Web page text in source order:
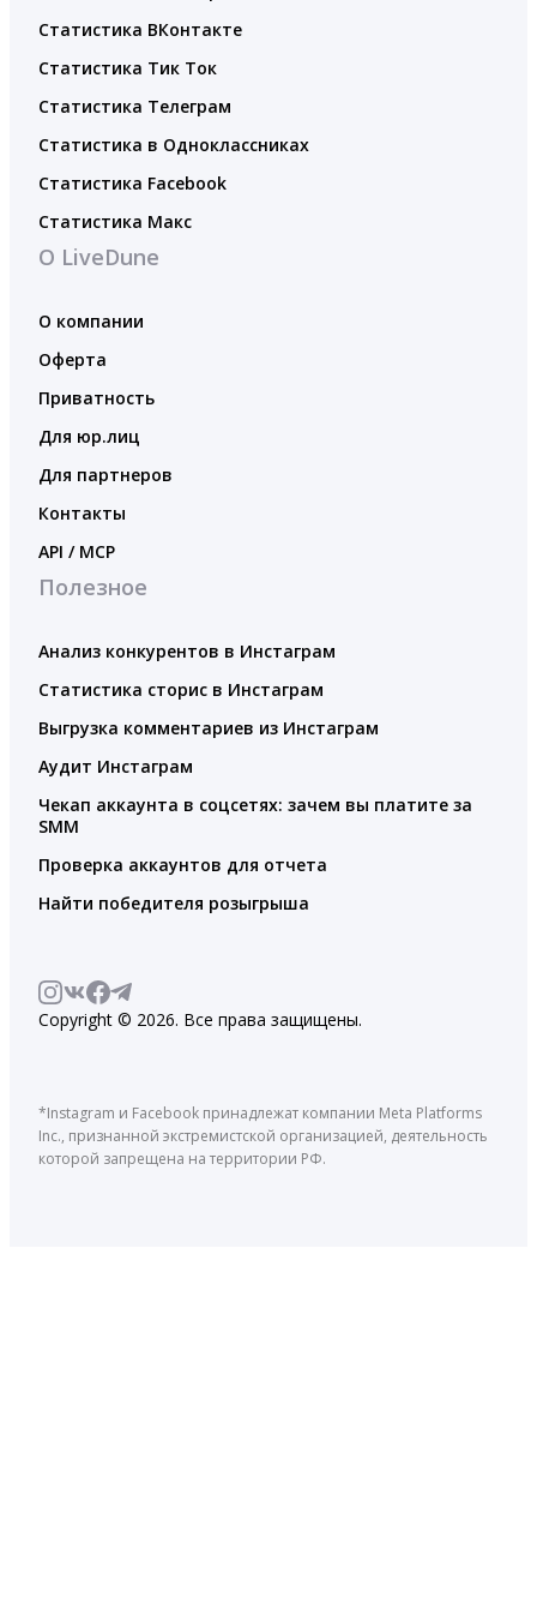
Статистика ВКонтакте
Статистика Тик Ток
Статистика Телеграм
Статистика в Одноклассниках
Статистика Facebook
Статистика Макс
О LiveDune
О компании
Оферта
Приватность
Для юр.лиц
Для партнеров
Контакты
API / MCP
Полезное
Анализ конкурентов в Инстаграм
Статистика сторис в Инстаграм
Выгрузка комментариев из Инстаграм
Аудит Инстаграм
Чекап аккаунта в соцсетях: зачем вы платите за
SMM
Проверка аккаунтов для отчета
Найти победителя розыгрыша
Copyright © 2026. Все права защищены.
*Instagram и Facebook принадлежат компании Meta Platforms
Inc., признанной экстремистской организацией, деятельность
которой запрещена на территории РФ.